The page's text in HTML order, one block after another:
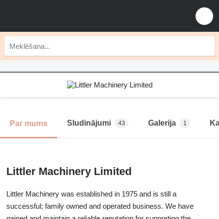
Par mums Sludinājumi 43 Galerija 1
Littler Machinery Limited
Littler Machinery was established in 1975 and is still a
successful; family owned and operated business. We have